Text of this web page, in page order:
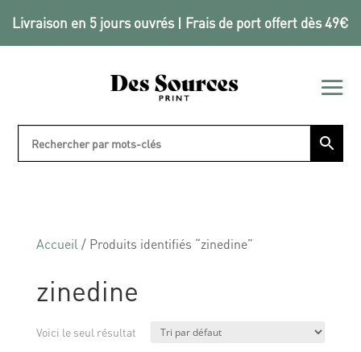
Livraison en 5 jours ouvrés | Frais de port offert dès 49€
Accueil / Produits identifiés “zinedine”
zinedine
Voici le seul résultat